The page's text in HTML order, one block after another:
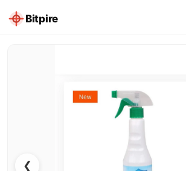
Bitpire
❮